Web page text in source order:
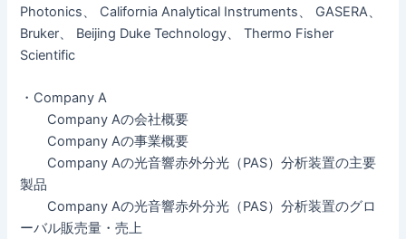
Photonics、 California Analytical Instruments、 GASERA、
Bruker、 Beijing Duke Technology、 Thermo Fisher
Scientific
・Company A
Company Aの会社概要
Company Aの事業概要
Company Aの光音響赤外分光（PAS）分析装置の主要
製品
Company Aの光音響赤外分光（PAS）分析装置のグロ
ーバル販売量・売上